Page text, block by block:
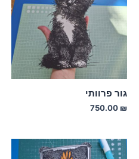
גור פרוותי
750.00 ₪